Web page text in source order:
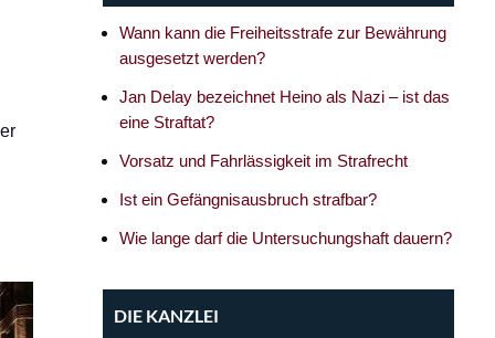
Wann kann die Freiheitsstrafe zur Bewährung
ausgesetzt werden?
Jan Delay bezeichnet Heino als Nazi – ist das
eine Straftat?
Vorsatz und Fahrlässigkeit im Strafrecht
Ist ein Gefängnisausbruch strafbar?
Wie lange darf die Untersuchungshaft dauern?
DIE KANZLEI